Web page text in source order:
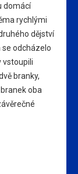
domácí
rychlými
dějství
se odcházelo
vstoupili
branky,
oba